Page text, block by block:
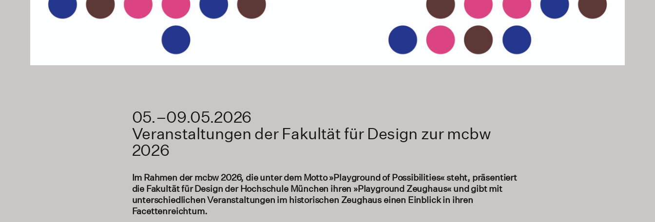
05.–09.05.2026
Veranstaltungen der Fakultät für Design zur mcbw
2026
Im Rahmen der mcbw 2026, die unter dem Motto »Playground of Possibilities« steht, präsentiert
die Fakultät für Design der Hochschule München ihren »Playground Zeughaus« und gibt mit
unterschiedlichen Veranstaltungen im historischen Zeughaus einen Einblick in ihren
Facettenreichtum.